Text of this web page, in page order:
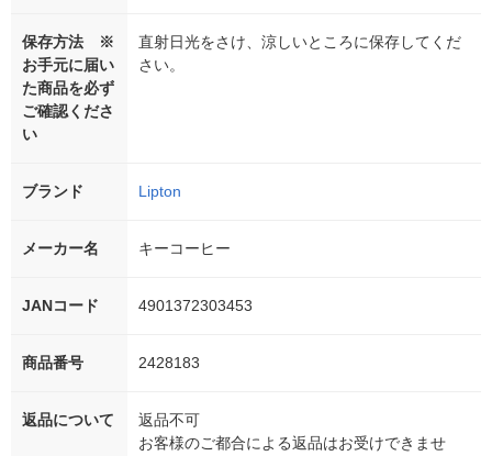
保存方法 ※
お手元に届い
た商品を必ず
ご確認くださ
い
直射日光をさけ、涼しいところに保存してくだ
さい。
ブランド Lipton
メーカー名 キーコーヒー
JANコード 4901372303453
商品番号 2428183
返品について
返品不可
お客様のご都合による返品はお受けできませ